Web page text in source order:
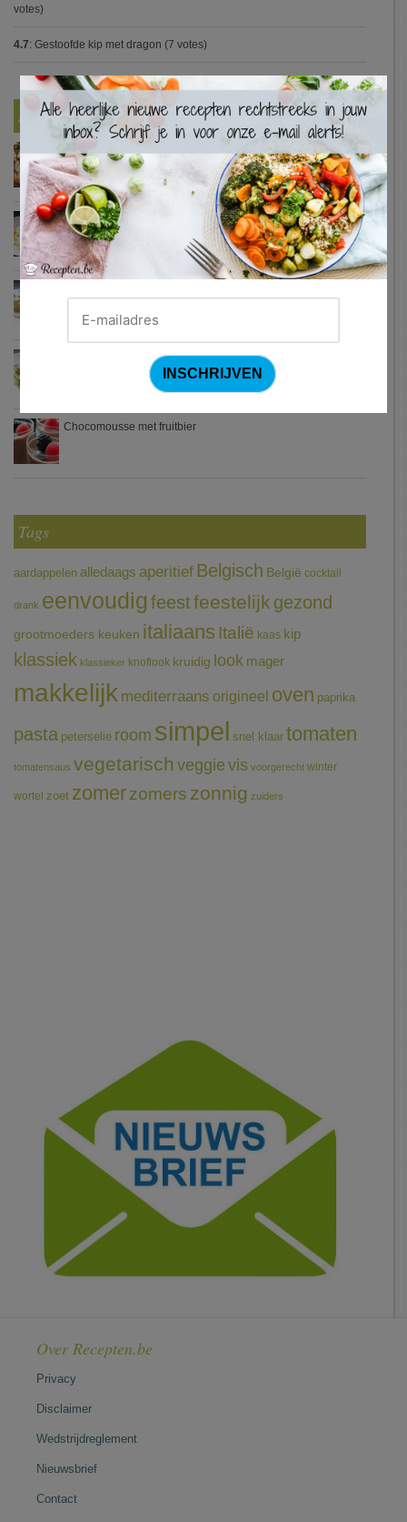
votes)
4.7: Gestoofde kip met dragon (7 votes)
Nieuwste Recepten
Turkse pizza met halloumi en courgette
Waterzooi van pladijs met venkel (Colruyt)
Courgetti met paprikasaus en halloumi (Sandra Bekkari)
Chocomousse met fruitbier
Tags
aardappelen alledaags aperitief Belgisch België cocktail
drank eenvoudigfeestfeestelijk gezond
grootmoeders keuken italiaans Italië kaas kip
klassiek klassieker knoflook kruidig look mager
makkelijk mediterraans origineel oven paprika
pasta peterselie room simpel snel klaar tomaten
tomatensaus vegetarischveggie vis voorgerecht winter
wortel zoet zomerzomers zonnig zuiders
Over Recepten.be
Privacy
Disclaimer
Wedstrijdreglement
Nieuwsbrief
Contact
×